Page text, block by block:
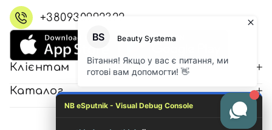
+380930992322
Клієнтам
Каталог
NB eSputnik - Visual Debug Console